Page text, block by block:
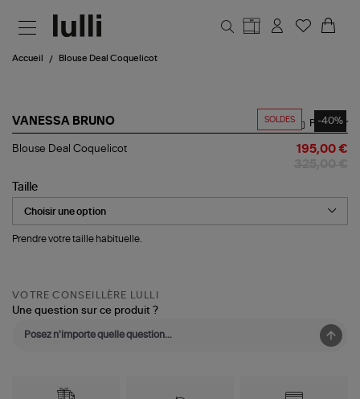
Accueil Blouse Deal Coquelicot
SOLDES -40%
VANESSA BRUNO
Blouse
Partager
Blouse Deal Coquelicot 195,00 €
Taille
Prendre votre taille habituelle.
VOTRE CONSEILLÈRE LULLI
Une question sur ce produit ?